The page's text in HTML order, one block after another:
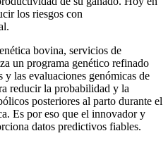
los riesgos con
bovina, servicios de
un programa genético refinado
las evaluaciones genómicas de
reducir la probabilidad y la
posteriores al parto durante el
Es por eso que el innovador y
datos predictivos fiables.